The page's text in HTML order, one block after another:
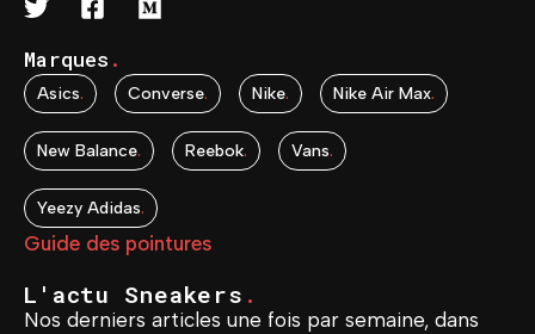
Marques .
Asics. Converse. Nike. Nike Air Max.
New Balance. Reebok. Vans.
Yeezy Adidas.
Guide des pointures
L'actu Sneakers .
Nos derniers articles une fois par semaine, dans